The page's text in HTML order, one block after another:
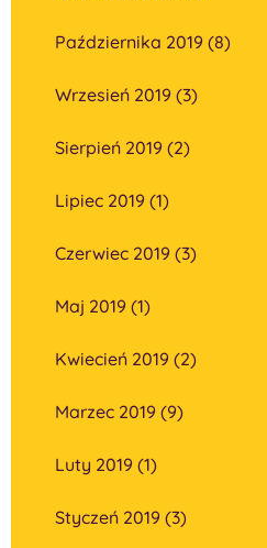
Października 2019 (8)
Wrzesień 2019 (3)
Sierpień 2019 (2)
Lipiec 2019 (1)
Czerwiec 2019 (3)
Maj 2019 (1)
Kwiecień 2019 (2)
Marzec 2019 (9)
Luty 2019 (1)
Styczeń 2019 (3)